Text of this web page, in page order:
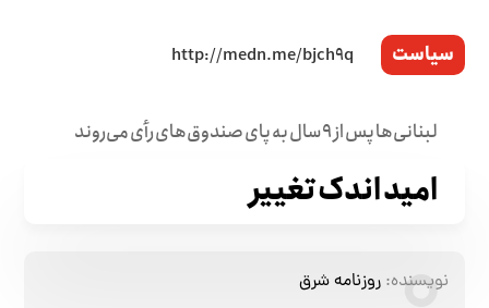
سیاست
لبنانی‌ها پس از ۹ سال به پای صندوق‌های رأی می‌روند
امید اندک تغییر
نویسنده: روزنامه شرق